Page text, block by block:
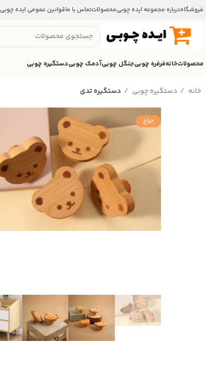
فروشگاهدرباره مجموعه ایده چوبیمحصولاتتماس با ماقوانین عمومی ایده چوبی
محصولاتخانهفرفره چوبیجنگل چوبیآدمک چوبیدستگیره چوبی
خانه دستگیره‌ چوبی دستگیره‌ تدی
حراج